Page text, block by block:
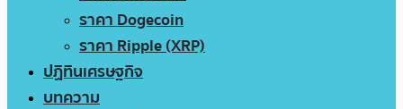
ราคา Dogecoin
ราคา Ripple (XRP)
ปฏิทินเศรษฐกิจ
บทความ